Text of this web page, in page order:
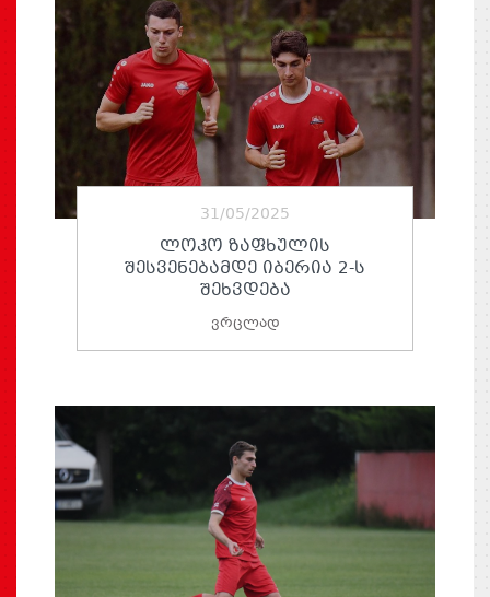
31/05/2025
ᲚᲝᲙᲝ ᲖᲐᲤᲮᲣᲚᲘᲡ
ᲨᲔᲡᲕᲔᲜᲔᲑᲐᲛᲓᲔ ᲘᲑᲔᲠᲘᲐ 2-Ს
ᲨᲔᲮᲕᲓᲔᲑᲐ
ვრცლად